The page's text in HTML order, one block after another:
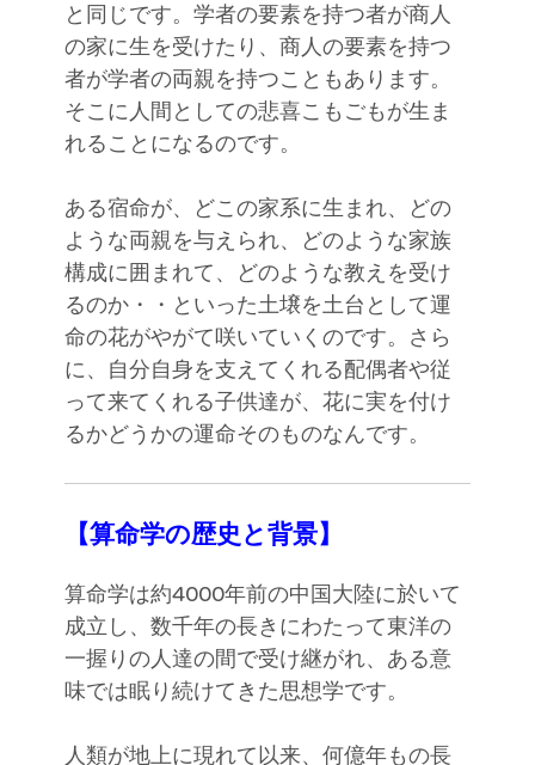
と同じです。学者の要素を持つ者が商人
の家に生を受けたり、商人の要素を持つ
者が学者の両親を持つこともあります。
そこに人間としての悲喜こもごもが生ま
れることになるのです。
ある宿命が、どこの家系に生まれ、どの
ような両親を与えられ、どのような家族
構成に囲まれて、どのような教えを受け
るのか・・といった土壌を土台として運
命の花がやがて咲いていくのです。さら
に、自分自身を支えてくれる配偶者や従
って来てくれる子供達が、花に実を付け
るかどうかの運命そのものなんです。
【算命学の歴史と背景】
算命学は約4000年前の中国大陸に於いて
成立し、数千年の長きにわたって東洋の
一握りの人達の間で受け継がれ、ある意
味では眠り続けてきた思想学です。
人類が地上に現れて以来、何億年もの長